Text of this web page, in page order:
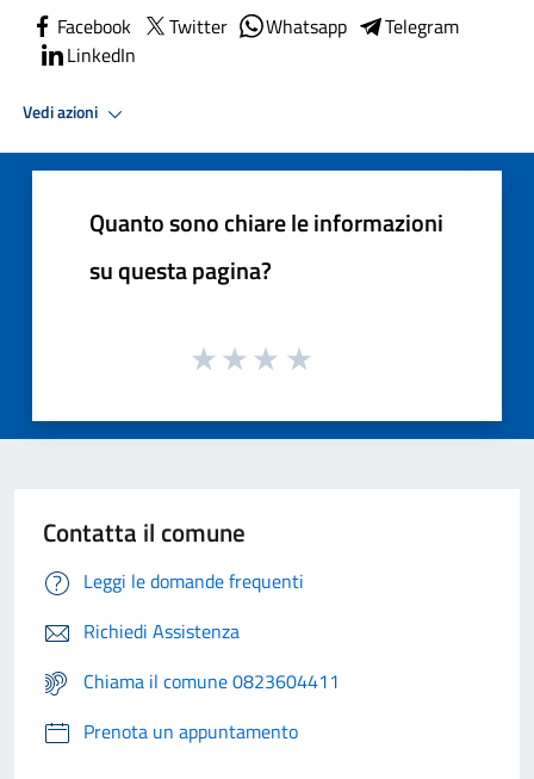
Facebook Twitter Whatsapp
Telegram
LinkedIn
Vedi azioni
Quanto sono chiare le informazioni
su questa pagina?
Contatta il comune
Leggi le domande frequenti
Richiedi Assistenza
Chiama il comune 0823604411
Prenota un appuntamento